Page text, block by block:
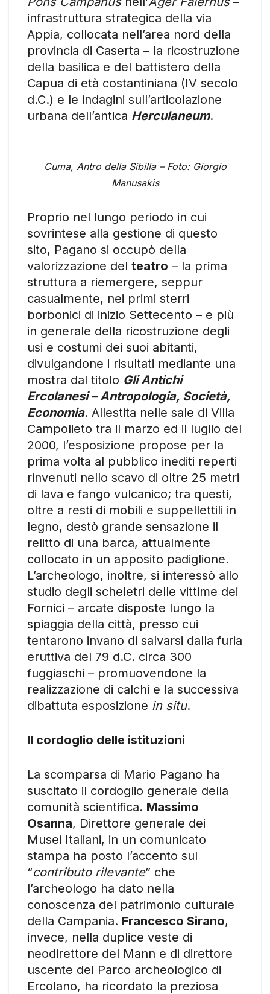
infrastruttura strategica della via
Appia, collocata nell’area nord della
provincia di Caserta – la ricostruzione
della basilica e del battistero della
Capua di età costantiniana (IV secolo
d.C.) e le indagini sull’articolazione
urbana dell’antica Herculaneum.
Cuma, Antro della Sibilla – Foto: Giorgio
Manusakis
Proprio nel lungo periodo in cui
sovrintese alla gestione di questo
sito, Pagano si occupò della
valorizzazione del teatro – la prima
struttura a riemergere, seppur
casualmente, nei primi sterri
borbonici di inizio Settecento – e più
in generale della ricostruzione degli
usi e costumi dei suoi abitanti,
divulgandone i risultati mediante una
mostra dal titolo Gli Antichi
Ercolanesi – Antropologia, Società,
Economia. Allestita nelle sale di Villa
Campolieto tra il marzo ed il luglio del
2000, l’esposizione propose per la
prima volta al pubblico inediti reperti
rinvenuti nello scavo di oltre 25 metri
di lava e fango vulcanico; tra questi,
oltre a resti di mobili e suppellettili in
legno, destò grande sensazione il
relitto di una barca, attualmente
collocato in un apposito padiglione.
L’archeologo, inoltre, si interessò allo
studio degli scheletri delle vittime dei
Fornici – arcate disposte lungo la
spiaggia della città, presso cui
tentarono invano di salvarsi dalla furia
eruttiva del 79 d.C. circa 300
fuggiaschi – promuovendone la
realizzazione di calchi e la successiva
dibattuta esposizione in situ.
Il cordoglio delle istituzioni
La scomparsa di Mario Pagano ha
suscitato il cordoglio generale della
comunità scientifica. Massimo
Osanna, Direttore generale dei
Musei Italiani, in un comunicato
stampa ha posto l’accento sul
“contributo rilevante” che
l’archeologo ha dato nella
conoscenza del patrimonio culturale
della Campania. Francesco Sirano,
invece, nella duplice veste di
neodirettore del Mann e di direttore
uscente del Parco archeologico di
Ercolano, ha ricordato la preziosa